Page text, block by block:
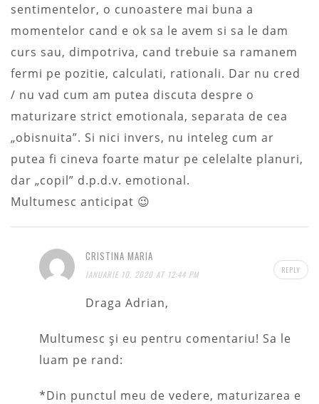
sentimentelor, o cunoastere mai buna a
momentelor cand e ok sa le avem si sa le dam
curs sau, dimpotriva, cand trebuie sa ramanem
fermi pe pozitie, calculati, rationali. Dar nu cred
/ nu vad cum am putea discuta despre o
maturizare strict emotionala, separata de cea
„obisnuita”. Si nici invers, nu inteleg cum ar
putea fi cineva foarte matur pe celelalte planuri,
dar „copil” d.p.d.v. emotional.
Multumesc anticipat 😉
CRISTINA MARIA
IANUARIE 10, 2020 AT 12:44 PM REPLY
Draga Adrian,
Multumesc și eu pentru comentariu! Sa le
luam pe rand:
*Din punctul meu de vedere, maturizarea e